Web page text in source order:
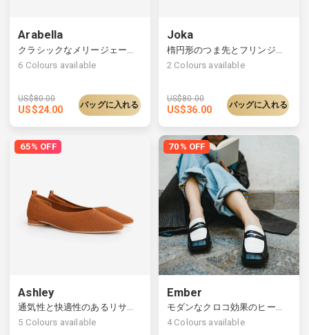
Arabella
6 Colours available
US$80.00
US$24.00 バッグに入れる
Joka
2 Colours available
US$80.00
US$36.00 バッグに入れる
65% OFF
Ashley
通気性と快適性のあるリサイクルニットフラット
5 Colours available
70% OFF
Ember
モダンなクロコ効果のヒールローファー、バックは潰して履くことも可能
4 Colours available